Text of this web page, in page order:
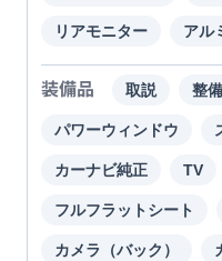
リアモニター アル
装備品 取説 整
パワーウィンドウ
カーナビ純正 TV
フルフラットシート
カメラ（バック）